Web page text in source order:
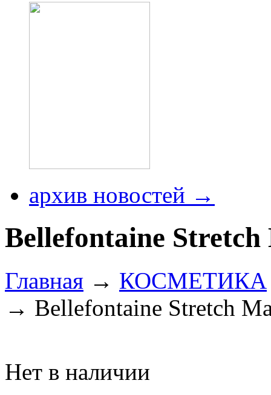
архив новостей →
Bellefontaine
Главная → КОСМЕТИКА
→ Bellefontaine Stretch
Нет в наличии